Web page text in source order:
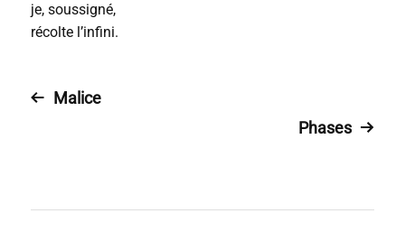
je, soussigné,
récolte l’infini.
Malice
Phases